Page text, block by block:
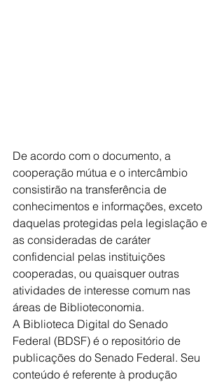
De acordo com o documento, a
cooperação mútua e o intercâmbio
consistirão na transferência de
conhecimentos e informações, exceto
daquelas protegidas pela legislação e
as consideradas de caráter
confidencial pelas instituições
cooperadas, ou quaisquer outras
atividades de interesse comum nas
áreas de Biblioteconomia.
A Biblioteca Digital do Senado
Federal (BDSF) é o repositório de
publicações do Senado Federal. Seu
conteúdo é referente à produção